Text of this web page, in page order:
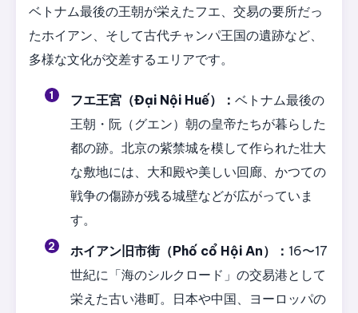
ベトナム最後の王朝が栄えたフエ、交易の要所だっ
たホイアン、そして古代チャンパ王国の遺跡など、
多様な文化が交差するエリアです。
フエ王宮（Đại Nội Huế）： ベトナム最後の
王朝・阮（グエン）朝の皇帝たちが暮らした
都の跡。北京の紫禁城を模して作られた壮大
な敷地には、大和殿や美しい回廊、かつての
戦争の傷跡が残る城壁などが広がっていま
す。
ホイアン旧市街（Phố cổ Hội An）： 16〜17
世紀に「海のシルクロード」の交易港として
栄えた古い港町。日本や中国、ヨーロッパの